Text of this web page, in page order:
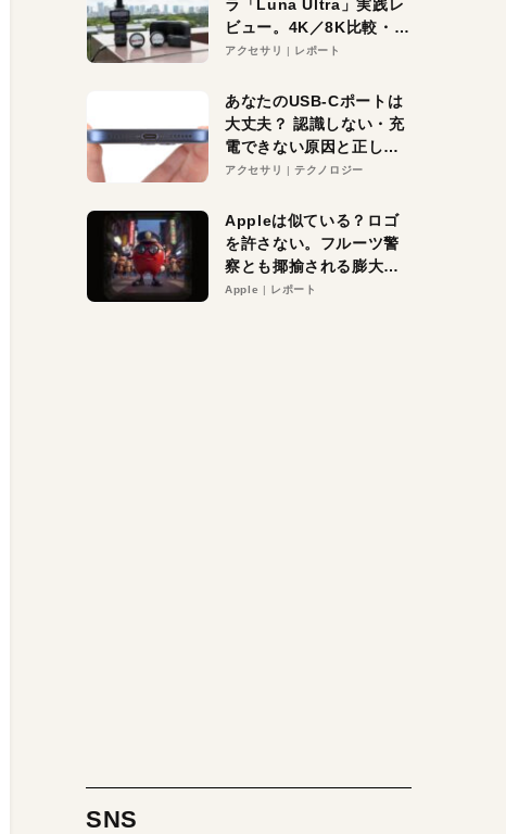
ラ「Luna Ultra」実践レ
ビュー。4K／8K比較・ズ
ーム・夜間撮影をチェッ
アクセサリ レポート
あなたのUSB-Cポートは
大丈夫？ 認識しない・充
電できない原因と正しい
対策
アクセサリ テクノロジー
Appleは似ている？ロゴ
を許さない。フルーツ警
察とも揶揄される膨大な
異議申し立て。対象は非
Apple レポート
SNS